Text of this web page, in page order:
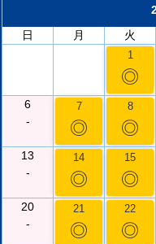
日
月 火
1
◎
6
-
7
◎
8
◎
13
-
14
◎
15
◎
20
-
21
◎
22
◎